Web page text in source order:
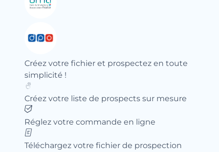
Créez votre fichier et prospectez en toute
simplicité !
Créez votre liste de prospects sur mesure
Réglez votre commande en ligne
Téléchargez votre fichier de prospection